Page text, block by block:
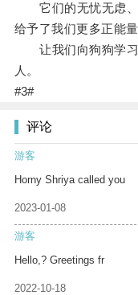
它们的无忧无虑、
给予了我们更多正能量
让我们向狗狗学习
人。
#3#
评论
游客
Horny Shriya called you
2023-01-08
游客
Hello,? Greetings fr
2022-10-18